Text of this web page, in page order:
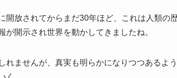
放されてからまだ30年ほど、これは人類の
が開示され世界を動かしてきましたね。
れませんが、真実も明らかになりつつあるよ